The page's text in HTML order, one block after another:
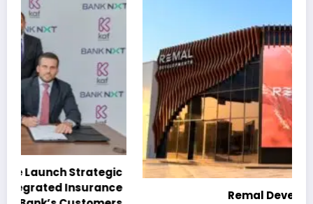
Remal Developments reveals its